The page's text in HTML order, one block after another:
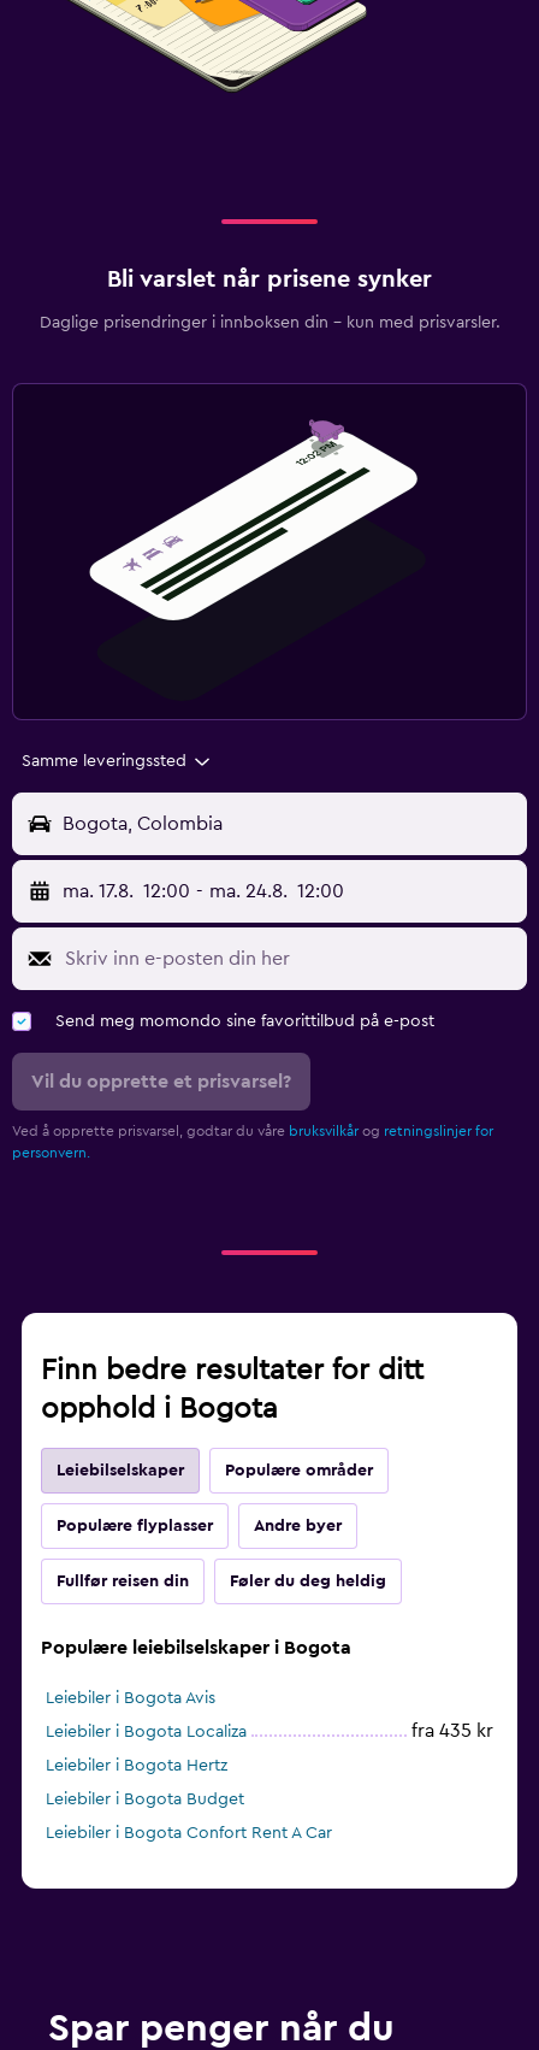
Bli varslet når prisene synker
Daglige prisendringer i innboksen din – kun med prisvarsler.
Samme leveringssted
Bogota, Colombia
ma. 17.8. 12:00 - ma. 24.8. 12:00
Send meg momondo sine favorittilbud på e-post
Vil du opprette et prisvarsel?
Ved å opprette prisvarsel, godtar du våre bruksvilkår og retningslinjer for
personvern.
Finn bedre resultater for ditt
opphold i Bogota
Leiebilselskaper Populære områder
Populære flyplasser Andre byer
Fullfør reisen din Føler du deg heldig
Populære leiebilselskaper i Bogota
Leiebiler i Bogota Avis
Leiebiler i Bogota Localiza
fra 435 kr
Leiebiler i Bogota Hertz
Leiebiler i Bogota Budget
Leiebiler i Bogota Confort Rent A Car
Spar penger når du